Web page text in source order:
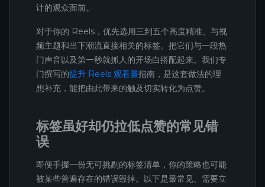
计的观众面前。
对于你的 Reels，优先选用三到五个高度精准、与视
频主题和当下潮流直接相关的标签。把它们与一段热
门声音以及第一秒就抓人的开场白搭配起来。我们专
门撰写的提升 Reels 观看量指南，是这套做法的理
想补充，能把由此带来的触及切实转化为点赞。
标签虽好却仍拉低点赞的常见错
误
即便手握一份无可挑剔的标签清单，你的策略也可能
被某些普遍存在的错误毁掉。以下是最常见、需要立